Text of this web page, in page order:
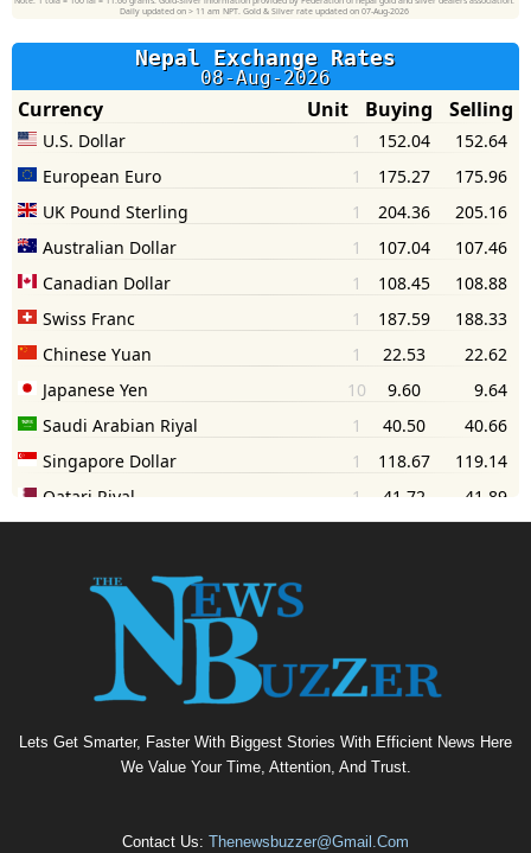
Lets Get Smarter, Faster With Biggest Stories With Efficient News Here
We Value Your Time, Attention, And Trust.
Contact Us: Thenewsbuzzer@gmail.com